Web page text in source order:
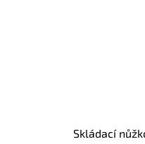
Skládací